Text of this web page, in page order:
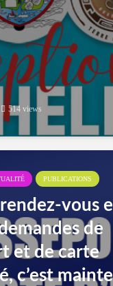
514 views
PUBLICATIONS
vous
de
et de carte
c’est